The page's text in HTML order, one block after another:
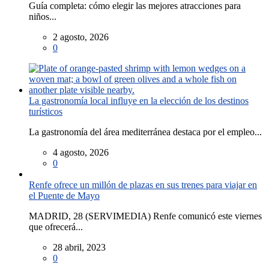
Guía completa: cómo elegir las mejores atracciones para
niños...
2 agosto, 2026
0
La gastronomía local influye en la elección de los destinos
turísticos
La gastronomía del área mediterránea destaca por el empleo...
4 agosto, 2026
0
Renfe ofrece un millón de plazas en sus trenes para viajar en
el Puente de Mayo
MADRID, 28 (SERVIMEDIA) Renfe comunicó este viernes
que ofrecerá...
28 abril, 2023
0